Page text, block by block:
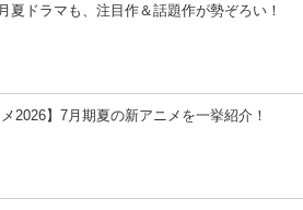
夏ドラマも、注目作＆話題作が勢ぞろい！
メ2026】7月期夏の新アニメを一挙紹介！